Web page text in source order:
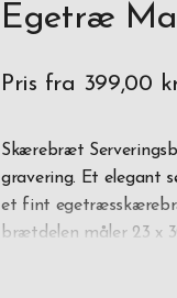
Egetræ
Pris fra 399,00
Skærebræt
gravering. Et elegant
et fint
brætdelen måler 23 x
Med din egen